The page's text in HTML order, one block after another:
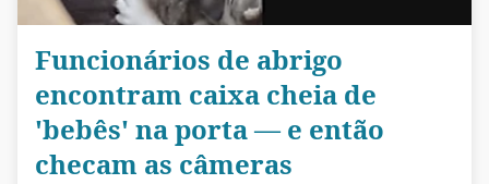
Funcionários de abrigo
encontram caixa cheia de
'bebês' na porta — e então
checam as câmeras